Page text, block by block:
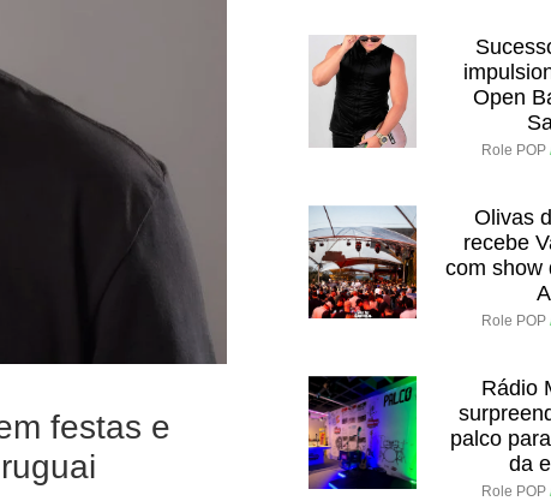
festas e
Open
Role POP
Olivas
recebe
com show
Role POP
Rádio
palco
da
Role POP